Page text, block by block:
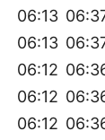
06:13
06:13
06:12
06:12
06:12